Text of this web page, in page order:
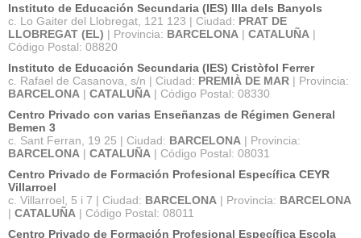
Instituto de Educación Secundaria (IES) Illa dels Banyols
c. Lo Gaiter del Llobregat, 121 123 | Ciudad: PRAT DE
LLOBREGAT (EL) | Provincia: BARCELONA | CATALUÑA |
Código Postal: 08820
Instituto de Educación Secundaria (IES) Cristòfol Ferrer
c. Rafael de Casanova, s/n | Ciudad: PREMIÀ DE MAR | Provincia:
BARCELONA | CATALUÑA | Código Postal: 08330
Centro Privado con varias Enseñanzas de Régimen General
Bemen 3
c. Sant Ferran, 19 25 | Ciudad: BARCELONA | Provincia:
BARCELONA | CATALUÑA | Código Postal: 08031
Centro Privado de Formación Profesional Específica CEYR
Villarroel
c. Villarroel, 5 i 7 | Ciudad: BARCELONA | Provincia: BARCELONA
| CATALUÑA | Código Postal: 08011
Centro Privado de Formación Profesional Específica Escola